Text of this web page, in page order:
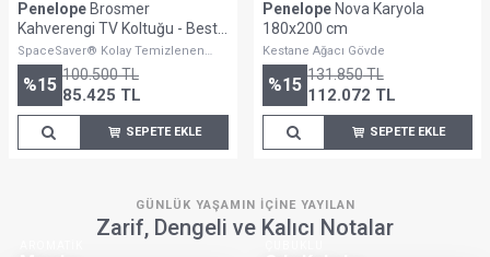
EVINIZE UYUM SAĞLAYAN SEÇIMLER
Dengeli ve Doğal Yaşam Alanları
KAZ TÜYÜNÜN HAFİFLİĞİ
Sofa Plume Modüler Koltuk
BEST HOME FURNISHINGS ZAMANSIZ TASARIMLAR
El Yapımı Yataklar Şifonyerler